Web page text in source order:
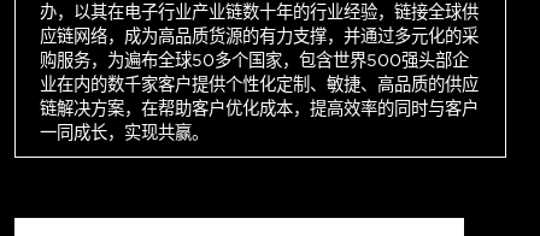
办，以其在电子行业产业链数十年的行业经验，链接全球供
应链网络，成为高品质货源的有力支撑，并通过多元化的采
购服务，为遍布全球50多个国家，包含世界500强头部企
业在内的数千家客户提供个性化定制、敏捷、高品质的供应
链解决方案，在帮助客户优化成本，提高效率的同时与客户
一同成长，实现共赢。